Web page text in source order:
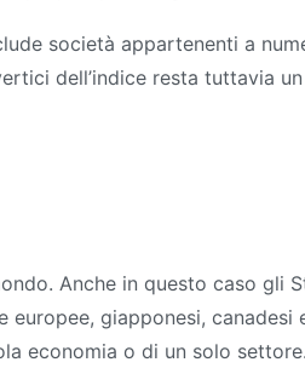
società appartenenti a
dell’indice resta tuttavia
Anche in questo caso gli
giapponesi, canadesi
economia o di un solo settore.